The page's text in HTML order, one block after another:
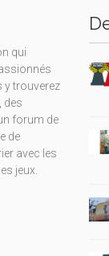
qui
y trouverez
des
forum de
de
avec les
jeux.